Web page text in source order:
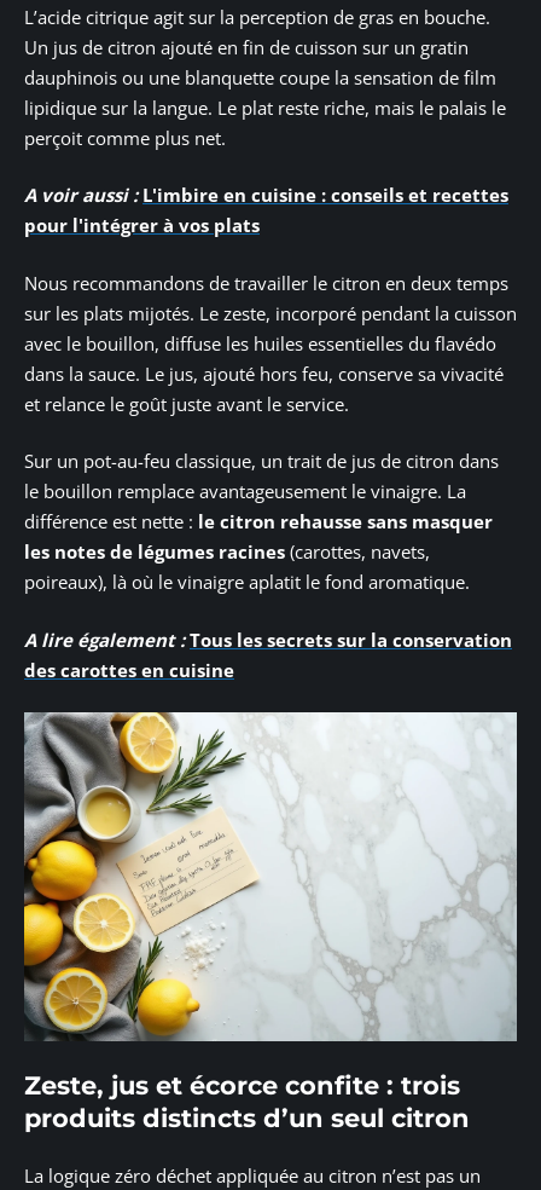
L’acide citrique agit sur la perception de gras en bouche.
Un jus de citron ajouté en fin de cuisson sur un gratin
dauphinois ou une blanquette coupe la sensation de film
lipidique sur la langue. Le plat reste riche, mais le palais le
perçoit comme plus net.
A voir aussi : L'imbire en cuisine : conseils et recettes
pour l'intégrer à vos plats
Nous recommandons de travailler le citron en deux temps
sur les plats mijotés. Le zeste, incorporé pendant la cuisson
avec le bouillon, diffuse les huiles essentielles du flavédo
dans la sauce. Le jus, ajouté hors feu, conserve sa vivacité
et relance le goût juste avant le service.
Sur un pot-au-feu classique, un trait de jus de citron dans
le bouillon remplace avantageusement le vinaigre. La
différence est nette : le citron rehausse sans masquer
les notes de légumes racines (carottes, navets,
poireaux), là où le vinaigre aplatit le fond aromatique.
A lire également : Tous les secrets sur la conservation
des carottes en cuisine
Zeste, jus et écorce confite : trois
produits distincts d’un seul citron
La logique zéro déchet appliquée au citron n’est pas un